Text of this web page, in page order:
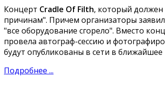
Концерт Cradle Of Filth, который должен
причинам". Причем организаторы
"все оборудование сгорело". Вместо
провела автограф-сессию и
будут опубликованы в сети в ближайшее
Подробнее ...